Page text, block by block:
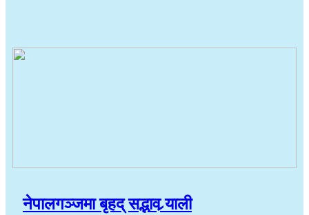
नेपालगञ्जमा बृहद् सद्भाव र्‍याली